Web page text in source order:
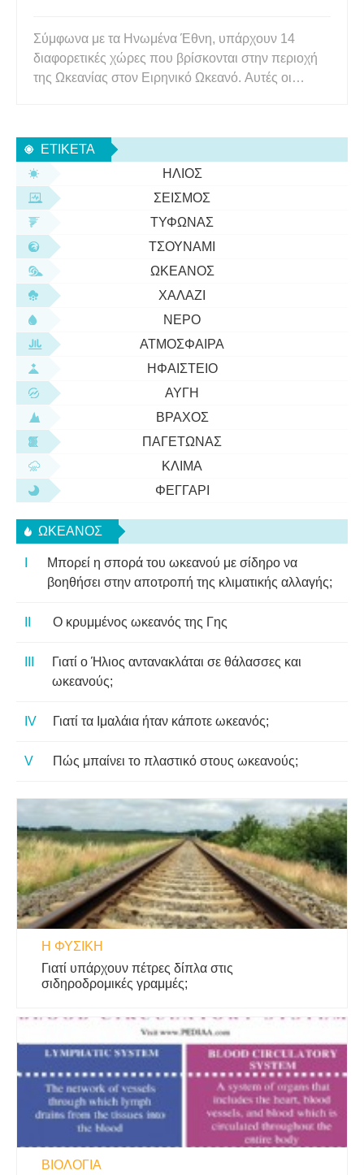
Σύμφωνα με τα Ηνωμένα Έθνη, υπάρχουν 14
διαφορετικές χώρες που βρίσκονται στην περιοχή
της Ωκεανίας στον Ειρηνικό Ωκεανό. Αυτές οι
Βανουάτου, Σαμόα, Κιριμπάτι, Τόνγκα, Νήσοι
Μάρσαλ, Παλάου, Τουβαλού και Ναου
ΕΤΙΚΈΤΑ
ΉΛΙΟΣ
ΣΕΙΣΜΌΣ
ΤΥΦΏΝΑΣ
ΤΣΟΥΝΆΜΙ
ΩΚΕΑΝΌΣ
ΧΑΛΆΖΙ
ΝΕΡΌ
ΑΤΜΌΣΦΑΙΡΑ
ΗΦΑΊΣΤΕΙΟ
ΑΥΓΉ
ΒΡΆΧΟΣ
ΠΑΓΕΤΏΝΑΣ
ΚΛΊΜΑ
ΦΕΓΓΆΡΙ
ΩΚΕΑΝΌΣ
Μπορεί η σπορά του ωκεανού με σίδηρο να
βοηθήσει στην αποτροπή της κλιματικής αλλαγής;
Ο κρυμμένος ωκεανός της Γης
Γιατί ο Ήλιος αντανακλάται σε θάλασσες και
ωκεανούς;
Γιατί τα Ιμαλάια ήταν κάποτε ωκεανός;
Πώς μπαίνει το πλαστικό στους ωκεανούς;
Η ΦΥΣΙΚΗ
Γιατί υπάρχουν πέτρες δίπλα στις
σιδηροδρομικές γραμμές;
ΒΙΟΛΟΓΊΑ